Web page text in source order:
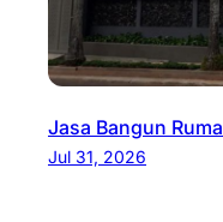
Jasa Bangun
Jul 31, 2026